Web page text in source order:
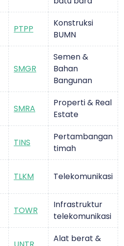
PTPP
Konstruksi
BUMN
SMGR
Semen &
Bahan
Bangunan
SMRA
Properti & Real
Estate
TINS
Pertambangan
timah
TLKM Telekomunikasi
TOWR
Infrastruktur
telekomunikasi
Alat berat &